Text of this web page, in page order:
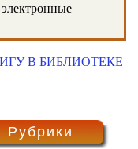
электронные
В БИБЛИОТЕКЕ
Рубрики